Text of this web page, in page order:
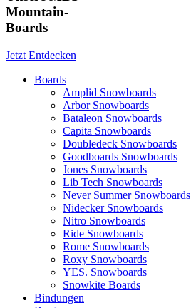
Mountain-
Boards
Jetzt Entdecken
Boards
Amplid Snowboards
Arbor Snowboards
Bataleon Snowboards
Capita Snowboards
Doubledeck Snowboards
Goodboards Snowboards
Jones Snowboards
Lib Tech Snowboards
Never Summer Snowboards
Nidecker Snowboards
Nitro Snowboards
Ride Snowboards
Rome Snowboards
Roxy Snowboards
YES. Snowboards
Snowkite Boards
Bindungen